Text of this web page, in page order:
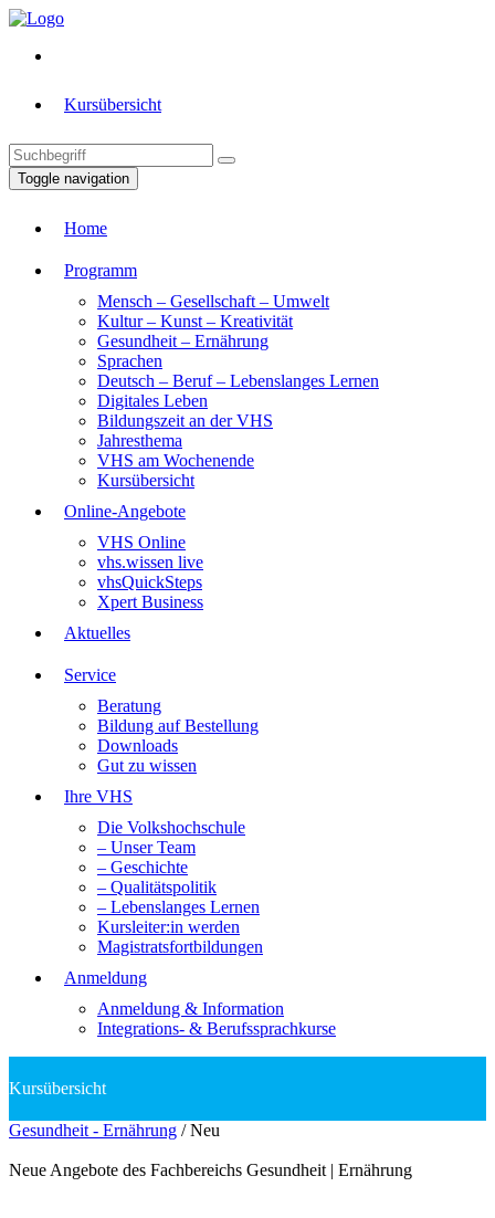
Kursübersicht
Toggle navigation
Home
Programm
Mensch – Gesellschaft – Umwelt
Kultur – Kunst – Kreativität
Gesundheit – Ernährung
Sprachen
Deutsch – Beruf – Lebenslanges Lernen
Digitales Leben
Bildungszeit an der VHS
Jahresthema
VHS am Wochenende
Kursübersicht
Online-Angebote
VHS Online
vhs.wissen live
vhsQuickSteps
Xpert Business
Aktuelles
Service
Beratung
Bildung auf Bestellung
Downloads
Gut zu wissen
Ihre VHS
Die Volkshochschule
– Unser Team
– Geschichte
– Qualitätspolitik
– Lebenslanges Lernen
Kursleiter:in werden
Magistratsfortbildungen
Anmeldung
Anmeldung & Information
Integrations- & Berufssprachkurse
Gesundheit - Ernährung /Neu
Neue Angebote des Fachbereichs Gesundheit | Ernährung